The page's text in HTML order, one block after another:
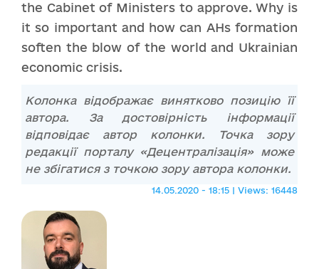
the Cabinet of Ministers to approve. Why is
it so important and how can AHs formation
soften the blow of the world and Ukrainian
economic crisis.
Колонка відображає винятково позицію її
автора. За достовірність інформації
відповідає автор колонки. Точка зору
редакції порталу «Децентралізація» може
не збігатися з точкою зору автора колонки.
14.05.2020 - 18:15 | Views: 16448